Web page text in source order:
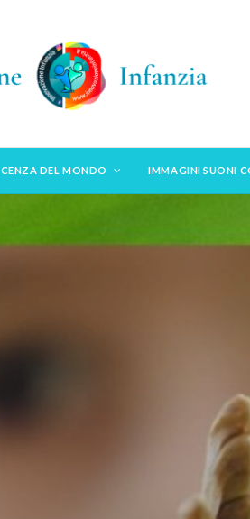
DEL MONDO IMMAGINI SUONI